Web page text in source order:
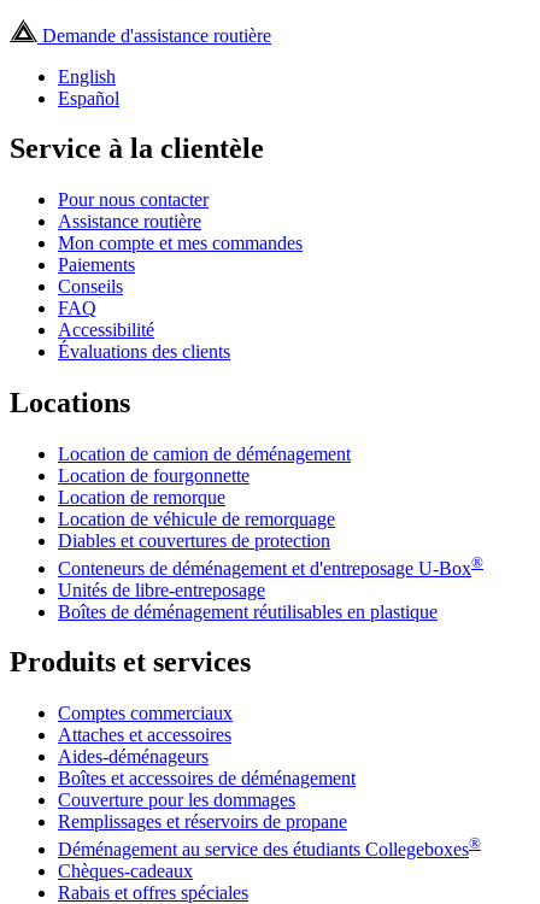
Demande d'assistance routière
English
Español
Service à la clientèle
Pour nous contacter
Assistance routière
Mon compte et mes commandes
Paiements
Conseils
FAQ
Accessibilité
Évaluations des clients
Locations
Location de camion de déménagement
Location de fourgonnette
Location de remorque
Location de véhicule de remorquage
Diables et couvertures de protection
Conteneurs de déménagement et d'entreposage U-Box®
Unités de libre-entreposage
Boîtes de déménagement réutilisables en plastique
Produits et services
Comptes commerciaux
Attaches et accessoires
Aides-déménageurs
Boîtes et accessoires de déménagement
Couverture pour les dommages
Remplissages et réservoirs de propane
Déménagement au service des étudiants Collegeboxes®
Chèques-cadeaux
Rabais et offres spéciales